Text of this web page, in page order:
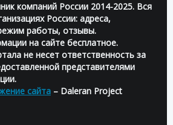
компаний России 2014-2025. Вся
России: адреса,
работы, отзывы.
на сайте бесплатное.
не несет ответственность за
представителями
сайта – Daleran Project